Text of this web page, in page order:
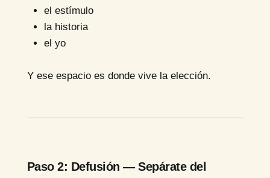
el estímulo
la historia
el yo
Y ese espacio es donde vive la elección.
Paso 2: Defusión — Sepárate del